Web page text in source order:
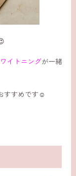
イトニングが一緒
すすめです☺️